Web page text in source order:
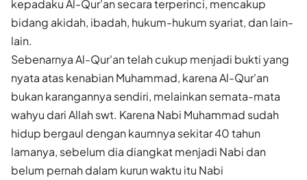
kepadaku Al-Qur'an secara terperinci, mencakup
bidang akidah, ibadah, hukum-hukum syariat, dan lain-
lain.
Sebenarnya Al-Qur'an telah cukup menjadi bukti yang
nyata atas kenabian Muhammad, karena Al-Qur'an
bukan karangannya sendiri, melainkan semata-mata
wahyu dari Allah swt. Karena Nabi Muhammad sudah
hidup bergaul dengan kaumnya sekitar 40 tahun
lamanya, sebelum dia diangkat menjadi Nabi dan
belum pernah dalam kurun waktu itu Nabi